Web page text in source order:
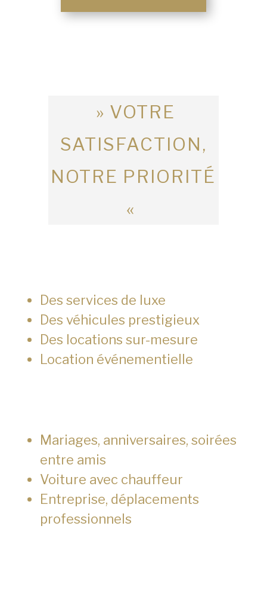
» VOTRE
SATISFACTION,
NOTRE PRIORITÉ
«
Des services de luxe
Des véhicules prestigieux
Des locations sur-mesure
Location événementielle
Mariages, anniversaires, soirées
entre amis
Voiture avec chauffeur
Entreprise, déplacements
professionnels